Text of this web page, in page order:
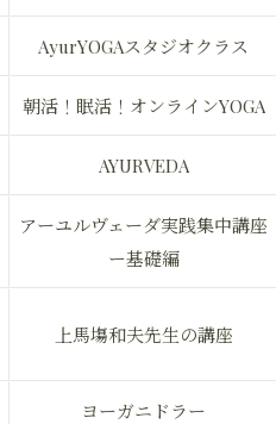
AyurYOGAスタジオクラス
朝活！眠活！オンラインYOGA
AYURVEDA
アーユルヴェーダ実践集中講座
ー基礎編
上馬塲和夫先生の講座
ヨーガニドラー